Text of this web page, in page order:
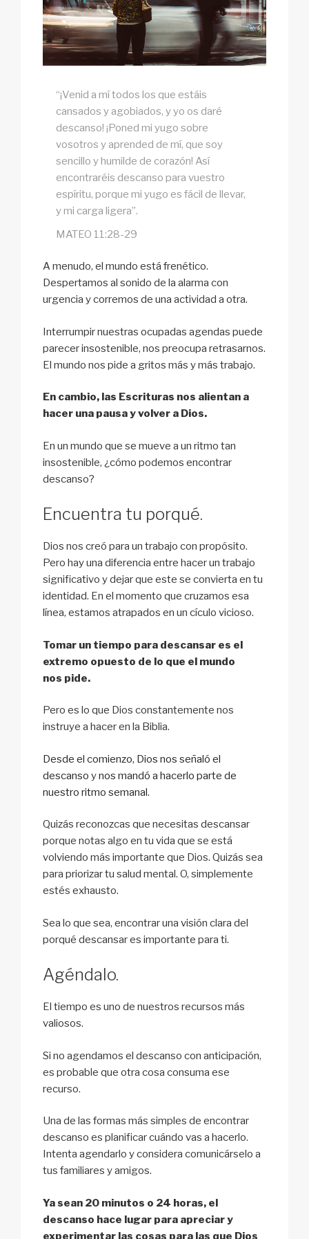
“¡Venid a mí todos los que estáis
cansados y agobiados, y yo os daré
descanso! ¡Poned mi yugo sobre
vosotros y aprended de mí, que soy
sencillo y humilde de corazón! Así
encontraréis descanso para vuestro
espíritu, porque mi yugo es fácil de llevar,
y mi carga ligera”.
MATEO 11:28-29
A menudo, el mundo está frenético.
Despertamos al sonido de la alarma con
urgencia y corremos de una actividad a otra.
Interrumpir nuestras ocupadas agendas puede
parecer insostenible, nos preocupa retrasarnos.
El mundo nos pide a gritos más y más trabajo.
En cambio, las Escrituras nos alientan a
hacer una pausa y volver a Dios.
En un mundo que se mueve a un ritmo tan
insostenible, ¿cómo podemos encontrar
descanso?
Encuentra tu porqué.
Dios nos creó para un trabajo con propósito.
Pero hay una diferencia entre hacer un trabajo
significativo y dejar que este se convierta en tu
identidad. En el momento que cruzamos esa
línea, estamos atrapados en un cículo vicioso.
Tomar un tiempo para descansar es el
extremo opuesto de lo que el mundo
nos pide.
Pero es lo que Dios constantemente nos
instruye a hacer en la Biblia.
Desde el comienzo, Dios nos señaló el
descanso ynos mandó a hacerlo parte de
nuestro ritmo semanal.
Quizás reconozcas que necesitas descansar
porque notas algo en tu vida que se está
volviendo más importante que Dios. Quizás sea
para priorizar tu salud mental. O, simplemente
estés exhausto.
Sea lo que sea, encontrar una visión clara del
porqué descansar es importante para ti.
Agéndalo.
El tiempo es uno de nuestros recursos más
valiosos.
Si no agendamos el descanso con anticipación,
es probable que otra cosa consuma ese
recurso.
Una de las formas más simples de encontrar
descanso es planificar cuándo vas a hacerlo.
Intenta agendarlo y considera comunicárselo a
tus familiares y amigos.
Ya sean 20 minutos o 24 horas, el
descanso hace lugar para apreciar y
experimentar las cosas para las que Dios